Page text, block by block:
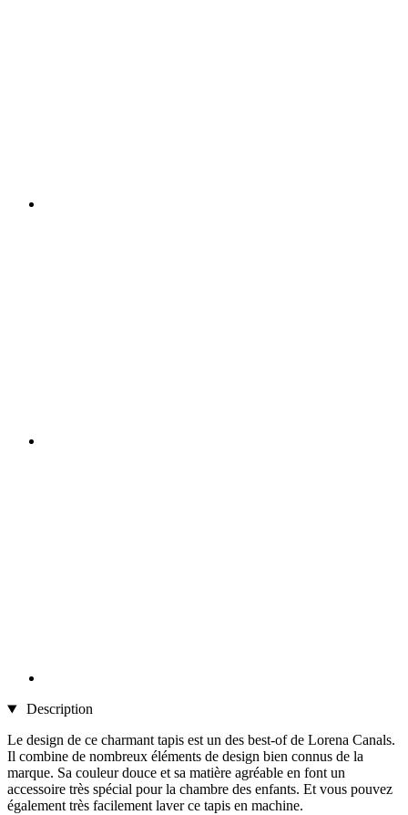
Description
Le design de ce charmant tapis est un des best-of de Lorena Canals.
Il combine de nombreux éléments de design bien connus de la
marque. Sa couleur douce et sa matière agréable en font un
accessoire très spécial pour la chambre des enfants. Et vous pouvez
également très facilement laver ce tapis en machine.